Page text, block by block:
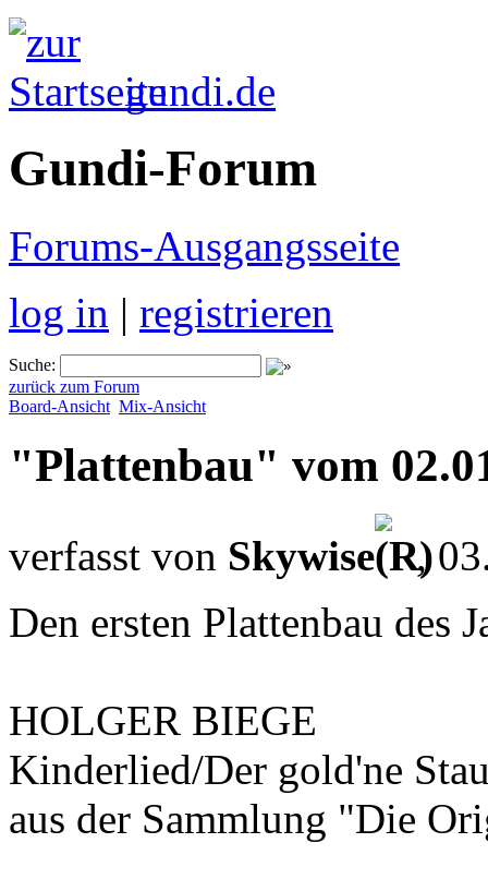
gundi.de
Gundi-Forum
Forums-Ausgangsseite
log in | registrieren
Suche:
zurück zum Forum
Board-Ansicht Mix-Ansicht
"Plattenbau" vom
verfasst von Skywise
,
Den ersten Plattenbau des
HOLGER BIEGE
Kinderlied/Der gold'ne
aus der Sammlung "Die